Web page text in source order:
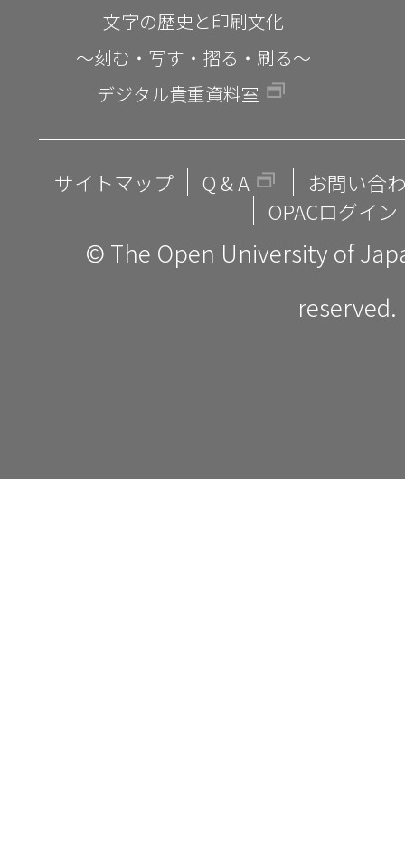
文字の歴史と印刷文化
～刻む・写す・摺る・刷る～
デジタル貴重資料室
サイトマップ Q & A
お問い合
OPACログイン
© The Open University of
reserved.